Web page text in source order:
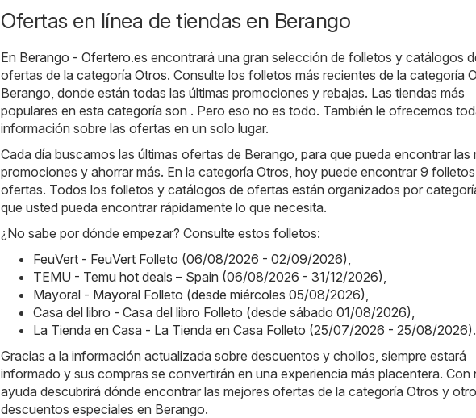
Ofertas en línea de tiendas en Berango
En Berango - Ofertero.es encontrará una gran selección de folletos y catálogos
ofertas de la categoría Otros. Consulte los folletos más recientes de la categoría
Berango, donde están todas las últimas promociones y rebajas. Las tiendas más
populares en esta categoría son . Pero eso no es todo. También le ofrecemos
información sobre las ofertas en un solo lugar.
Cada día buscamos las últimas ofertas de Berango, para que pueda encontrar las
promociones y ahorrar más. En la categoría Otros, hoy puede encontrar 9
ofertas. Todos los folletos y catálogos de ofertas están organizados por
que usted pueda encontrar rápidamente lo que necesita.
¿No sabe por dónde empezar? Consulte estos folletos:
FeuVert - FeuVert Folleto (06/08/2026 - 02/09/2026)
TEMU - Temu hot deals – Spain (06/08/2026 - 31/12/2026)
Mayoral - Mayoral Folleto (desde miércoles 05/08/2026)
Casa del libro - Casa del libro Folleto (desde sábado 01/08/2026)
La Tienda en Casa - La Tienda en Casa Folleto (25/07/2026 - 25/08/2026).
Gracias a la información actualizada sobre descuentos y chollos, siempre estará
informado y sus compras se convertirán en una experiencia más placentera. Con
ayuda descubrirá dónde encontrar las mejores ofertas de la categoría Otros y
descuentos especiales en Berango.